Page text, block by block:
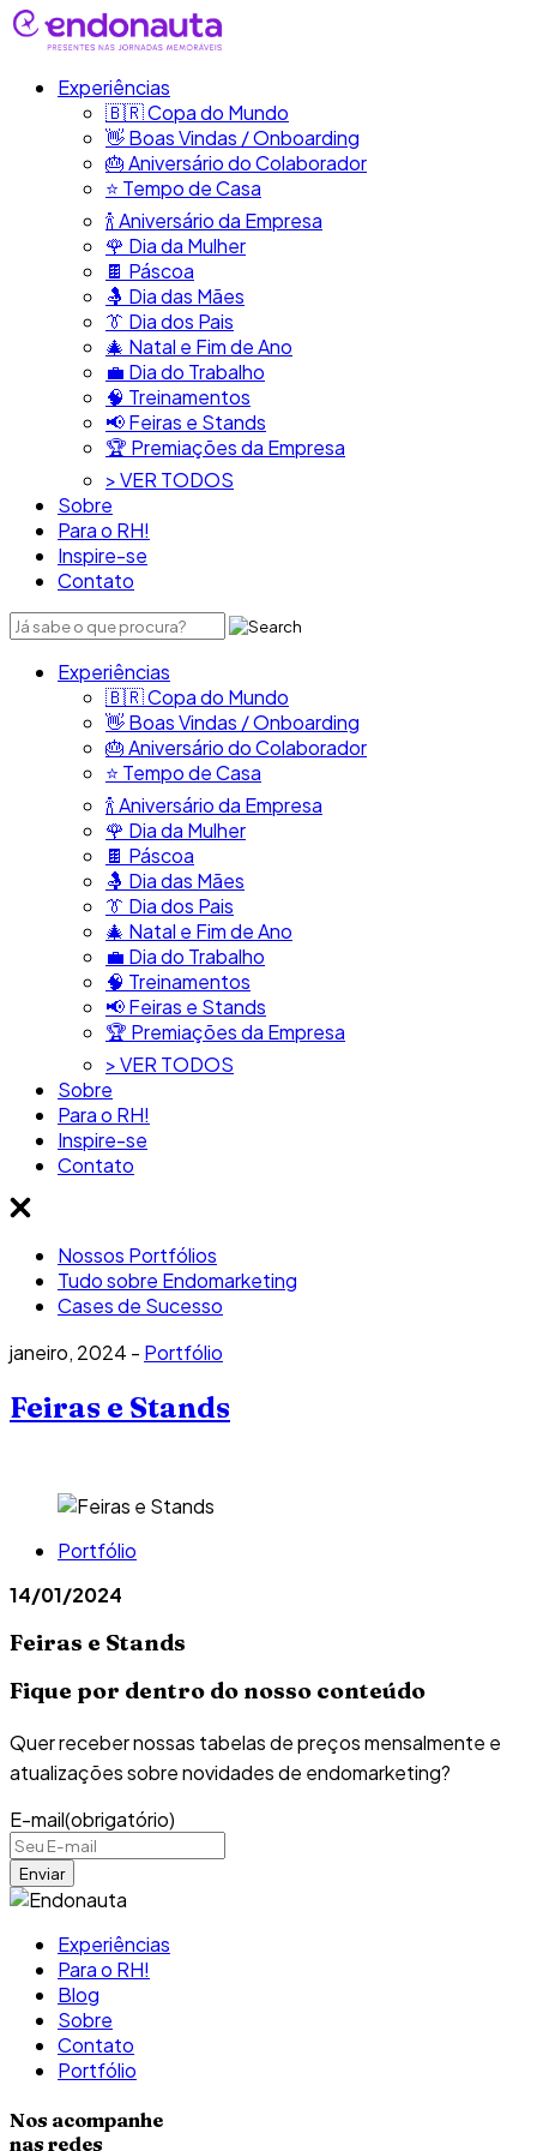
Experiências
🇧🇷​ Copa do Mundo
👋​ Boas Vindas / Onboarding
🎂​ Aniversário do Colaborador
⭐​ Tempo de Casa
​🍾​ Aniversário da Empresa
🌹 Dia da Mulher
🍫​ Páscoa
🤱 Dia das Mães
👔​ Dia dos Pais
🎄 Natal e Fim de Ano
💼​ Dia do Trabalho
🧠​ Treinamentos
📢​ Feiras e Stands
🏆 Premiações da Empresa
> VER TODOS
Sobre
Para o RH!
Inspire-se
Contato
Experiências
🇧🇷​ Copa do Mundo
👋​ Boas Vindas / Onboarding
🎂​ Aniversário do Colaborador
⭐​ Tempo de Casa
​🍾​ Aniversário da Empresa
🌹 Dia da Mulher
🍫​ Páscoa
🤱 Dia das Mães
👔​ Dia dos Pais
🎄 Natal e Fim de Ano
💼​ Dia do Trabalho
🧠​ Treinamentos
📢​ Feiras e Stands
🏆 Premiações da Empresa
> VER TODOS
Sobre
Para o RH!
Inspire-se
Contato
Nossos Portfólios
Tudo sobre Endomarketing
Cases de Sucesso
janeiro, 2024 - Portfólio
Feiras e Stands
Portfólio
14/01/2024
Feiras e Stands
Fique por dentro do nosso conteúdo
Quer receber nossas tabelas de preços mensalmente e
atualizações sobre novidades de endomarketing?
E-mail(obrigatório)
Experiências
Para o RH!
Blog
Sobre
Contato
Portfólio
Nos acompanhe
nas redes